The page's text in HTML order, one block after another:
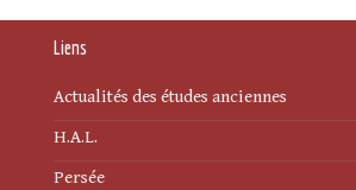
Liens
Actualités des études anciennes
H.A.L.
Persée